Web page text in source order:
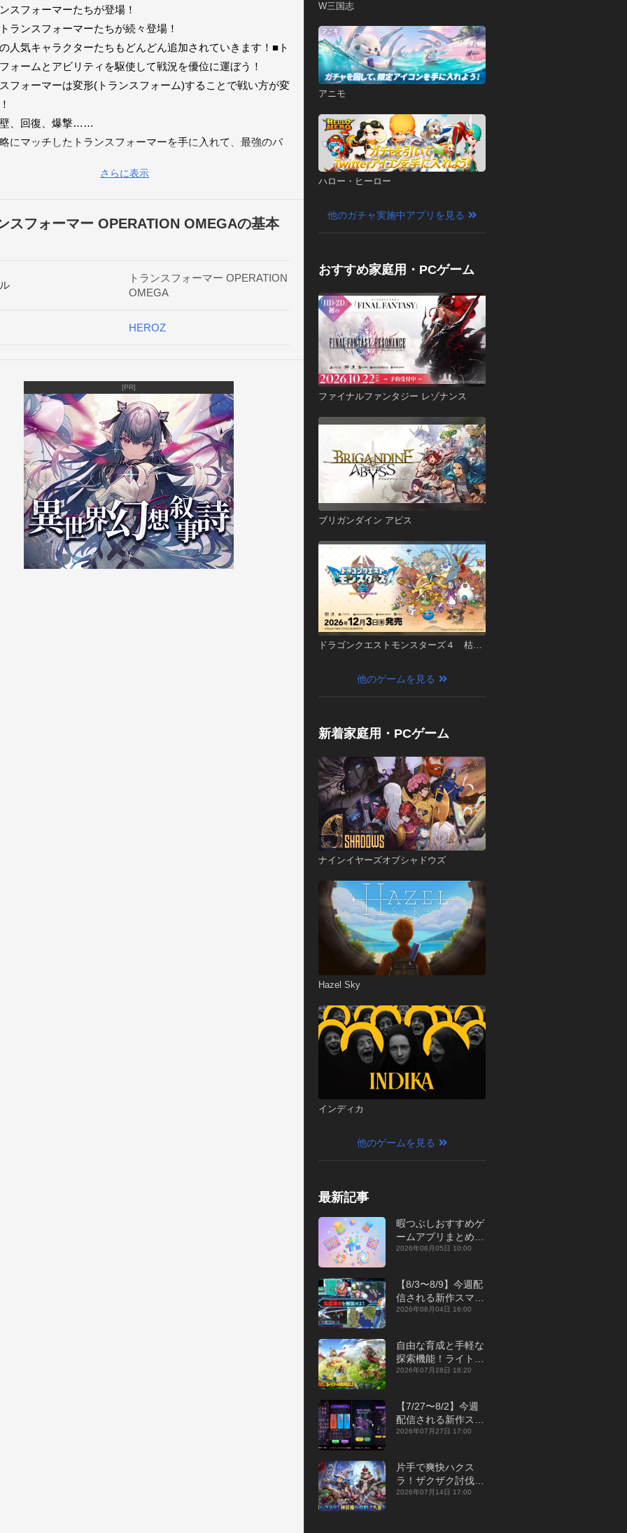
スフォーマーたちが登場！
ランスフォーマーたちが続々登場！
人気キャラクターたちもどんどん追加されていきます！■ト
ォームとアビリティを駆使して戦況を優位に運ぼう！
フォーマーは変形(トランスフォーム)することで戦い方が変
、回復、爆撃……
にマッチしたトランスフォーマーを手に入れて、最強のパ
スフォーマーはスキル(必殺技)を使うことができるよ！
イミングを見極めて有利な状況を作り上げよう！■支援システ
狙い撃て！！
危機を救うのは君の一手だ！
さらに表示
スフォーマー OPERATION OMEGAの基本
トランスフォーマー OPERATION
OMEGA
HEROZ
[PR]
W三国志
アニモ
ハロー・ヒーロー
他のガチャ実施中アプリを見る
おすすめ家庭用・PCゲーム
ファイナルファンタジー レゾナンス
ブリガンダイン アビス
ドラゴンクエストモンスターズ４ 枯れ
他のゲームを見る
新着家庭用・PCゲーム
ナインイヤーズオブシャドウズ
Hazel Sky
インディカ
他のゲームを見る
最新記事
暇つぶしおすすめゲ
ームアプリまとめ｜
オフライン対応あり
2026年08月05日 10:00
【8/3〜8/9】今週配
信される新作スマホ
ゲームをまとめてお
2026年08月04日 16:00
自由な育成と手軽な
探索機能！ライトカ
ジュアルMMORPG
P】
2026年07月28日 18:20
【7/27〜8/2】今週
配信される新作スマ
ホゲームをまとめて
2026年07月27日 17:00
片手で爽快ハクス
ラ！ザクザク討伐し
て神装備を集める放
2026年07月14日 17:00